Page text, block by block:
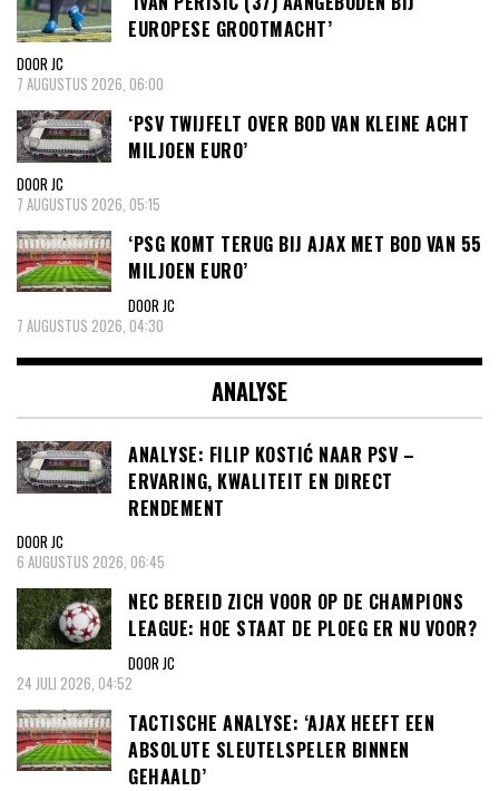
EUROPESE GROOTMACHT’
DOOR JC
7 AUGUSTUS 2026, 06:00
‘PSV TWIJFELT OVER BOD VAN KLEINE ACHT
MILJOEN EURO’
DOOR JC
7 AUGUSTUS 2026, 05:15
‘PSG KOMT TERUG BIJ AJAX MET BOD VAN 55
MILJOEN EURO’
DOOR JC
7 AUGUSTUS 2026, 04:30
ANALYSE
ANALYSE: FILIP KOSTIĆ NAAR PSV –
ERVARING, KWALITEIT EN DIRECT
RENDEMENT
DOOR JC
6 AUGUSTUS 2026, 06:45
NEC BEREID ZICH VOOR OP DE CHAMPIONS
LEAGUE: HOE STAAT DE PLOEG ER NU VOOR?
DOOR JC
24 JULI 2026, 04:52
TACTISCHE ANALYSE: ‘AJAX HEEFT EEN
ABSOLUTE SLEUTELSPELER BINNEN
GEHAALD’